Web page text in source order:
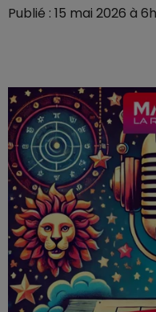
Publié : 15 mai 2026 à